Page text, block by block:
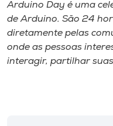
Internacionalização
I.nova
Arduino Day é uma
de Arduino. São 24
diretamente pelas
onde as pessoas
interagir, partilhar